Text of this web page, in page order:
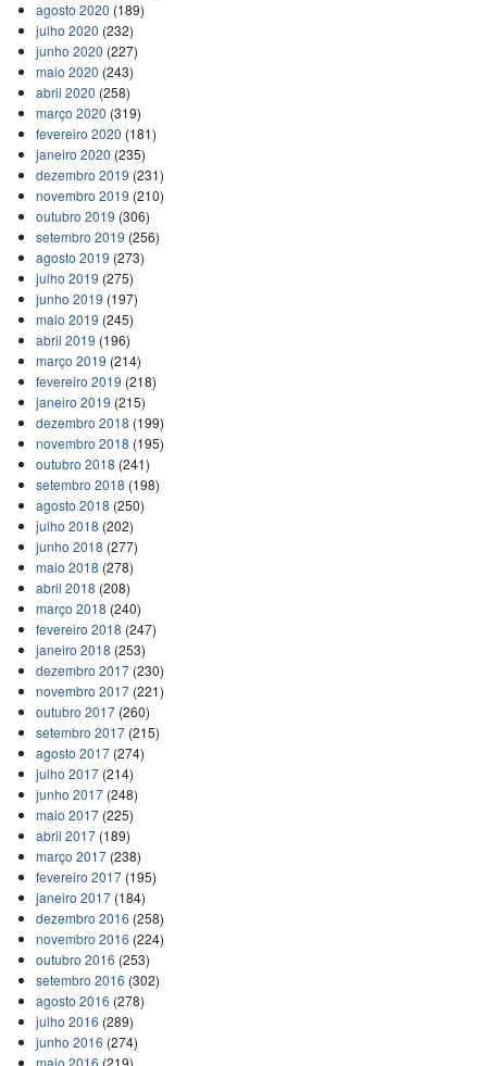
agosto 2020 (189)
julho 2020 (232)
junho 2020 (227)
maio 2020 (243)
abril 2020 (258)
março 2020 (319)
fevereiro 2020 (181)
janeiro 2020 (235)
dezembro 2019 (231)
novembro 2019 (210)
outubro 2019 (306)
setembro 2019 (256)
agosto 2019 (273)
julho 2019 (275)
junho 2019 (197)
maio 2019 (245)
abril 2019 (196)
março 2019 (214)
fevereiro 2019 (218)
janeiro 2019 (215)
dezembro 2018 (199)
novembro 2018 (195)
outubro 2018 (241)
setembro 2018 (198)
agosto 2018 (250)
julho 2018 (202)
junho 2018 (277)
maio 2018 (278)
abril 2018 (208)
março 2018 (240)
fevereiro 2018 (247)
janeiro 2018 (253)
dezembro 2017(230)
novembro 2017(221)
outubro 2017(260)
setembro 2017(215)
agosto 2017(274)
julho 2017(214)
junho 2017(248)
maio 2017(225)
abril 2017(189)
março 2017(238)
fevereiro 2017(195)
janeiro 2017(184)
dezembro 2016 (258)
novembro 2016 (224)
outubro 2016 (253)
setembro 2016 (302)
agosto 2016 (278)
julho 2016 (289)
junho 2016 (274)